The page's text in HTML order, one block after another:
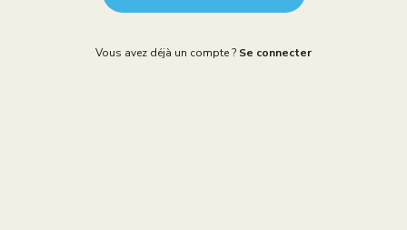
Vous avez déjà un compte ? Se connecter